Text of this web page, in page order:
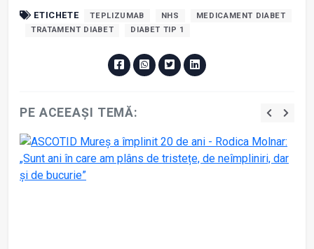
ETICHETE TEPLIZUMAB NHS
MEDICAMENT DIABET
TRATAMENT DIABET
DIABET TIP 1
PE ACEEAȘI TEMĂ: